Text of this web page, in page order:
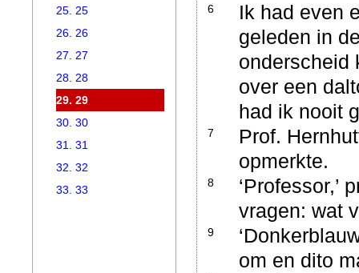
6
Ik had even
geleden in
onderscheid
over een
had ik nooit
7
Prof.
opmerkte.
8
‘Professor,’
vragen: wat
9
om en dito
25. 25
26. 26
27. 27
28. 28
29. 29
30. 30
31. 31
32. 32
33. 33